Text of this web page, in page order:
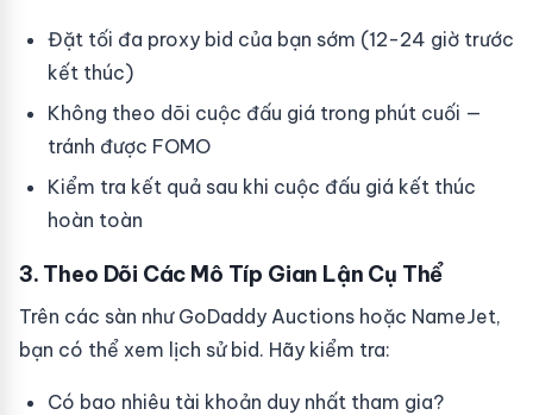
Đặt tối đa proxy bid của bạn sớm (12-24 giờ trước
kết thúc)
Không theo dõi cuộc đấu giá trong phút cuối —
tránh được FOMO
Kiểm tra kết quả sau khi cuộc đấu giá kết thúc
hoàn toàn
3. Theo Dõi Các Mô Típ Gian Lận Cụ Thể
Trên các sàn như GoDaddy Auctions hoặc NameJet,
bạn có thể xem lịch sử bid. Hãy kiểm tra:
Có bao nhiêu tài khoản duy nhất tham gia?